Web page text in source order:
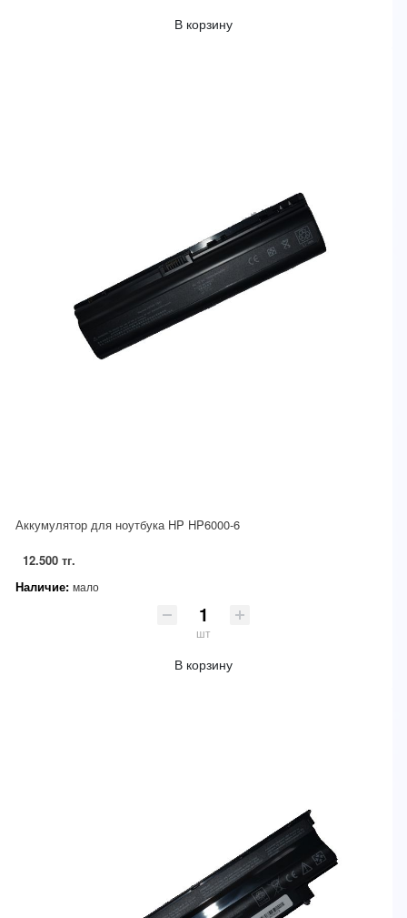
В корзину
Аккумулятор для ноутбука HP HP6000-6
12.500 тг.
Наличие: мало
шт
В корзину